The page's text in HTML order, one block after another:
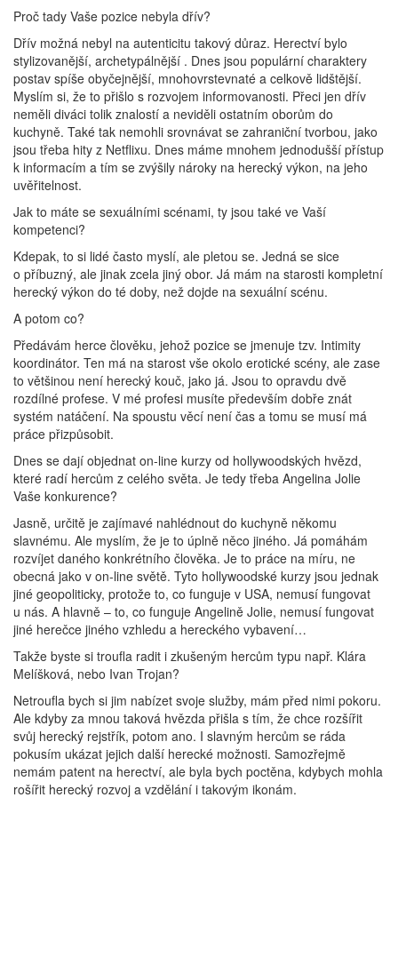
Proč tady Vaše pozice nebyla dřív?
Dřív možná nebyl na autenticitu takový důraz. Herectví bylo
stylizovanější, archetypálnější . Dnes jsou populární charaktery
postav spíše obyčejnější, mnohovrstevnaté a celkově lidštější.
Myslím si, že to přišlo s rozvojem informovanosti. Přeci jen dřív
neměli diváci tolik znalostí a neviděli ostatním oborům do
kuchyně. Také tak nemohli srovnávat se zahraniční tvorbou, jako
jsou třeba hity z Netflixu. Dnes máme mnohem jednodušší přístup
k informacím a tím se zvýšily nároky na herecký výkon, na jeho
uvěřitelnost.
Jak to máte se sexuálními scénami, ty jsou také ve Vaší
kompetenci?
Kdepak, to si lidé často myslí, ale pletou se. Jedná se sice
o příbuzný, ale jinak zcela jiný obor. Já mám na starosti kompletní
herecký výkon do té doby, než dojde na sexuální scénu.
A potom co?
Předávám herce člověku, jehož pozice se jmenuje tzv. Intimity
koordinátor. Ten má na starost vše okolo erotické scény, ale zase
to většinou není herecký kouč, jako já. Jsou to opravdu dvě
rozdílné profese. V mé profesi musíte především dobře znát
systém natáčení. Na spoustu věcí není čas a tomu se musí má
práce přizpůsobit.
Dnes se dají objednat on-line kurzy od hollywoodských hvězd,
které radí hercům z celého světa. Je tedy třeba Angelina Jolie
Vaše konkurence?
Jasně, určitě je zajímavé nahlédnout do kuchyně někomu
slavnému. Ale myslím, že je to úplně něco jiného. Já pomáhám
rozvíjet daného konkrétního člověka. Je to práce na míru, ne
obecná jako v on-line světě. Tyto hollywoodské kurzy jsou jednak
jiné geopoliticky, protože to, co funguje v USA, nemusí fungovat
u nás. A hlavně – to, co funguje Angelině Jolie, nemusí fungovat
jiné herečce jiného vzhledu a hereckého vybavení…
Takže byste si troufla radit i zkušeným hercům typu např. Klára
Melíšková, nebo Ivan Trojan?
Netroufla bych si jim nabízet svoje služby, mám před nimi pokoru.
Ale kdyby za mnou taková hvězda přišla s tím, že chce rozšířit
svůj herecký rejstřík, potom ano. I slavným hercům se ráda
pokusím ukázat jejich další herecké možnosti. Samozřejmě
nemám patent na herectví, ale byla bych poctěna, kdybych mohla
rošířit herecký rozvoj a vzdělání i takovým ikonám.